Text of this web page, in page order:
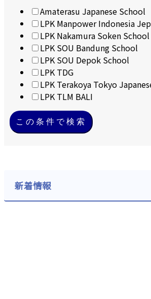
Amaterasu Japanese School
LPK Manpower Indonesia
LPK Nakamura Soken School
LPK SOU Bandung School
LPK SOU Depok School
LPK TDG
LPK Terakoya Tokyo
LPK TLM BALI
この条件で検索
新着情報